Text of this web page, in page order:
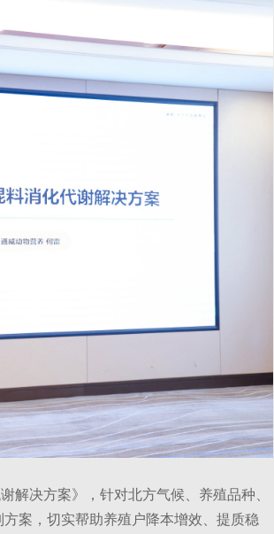
解决方案》，针对北方气候、养殖品种、
案，切实帮助养殖户降本增效、提质稳